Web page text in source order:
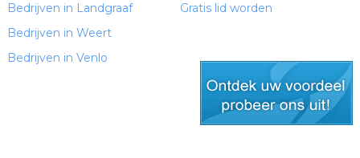
Bedrijven in Landgraaf
Bedrijven in Weert
Bedrijven in Venlo
Gratis lid worden